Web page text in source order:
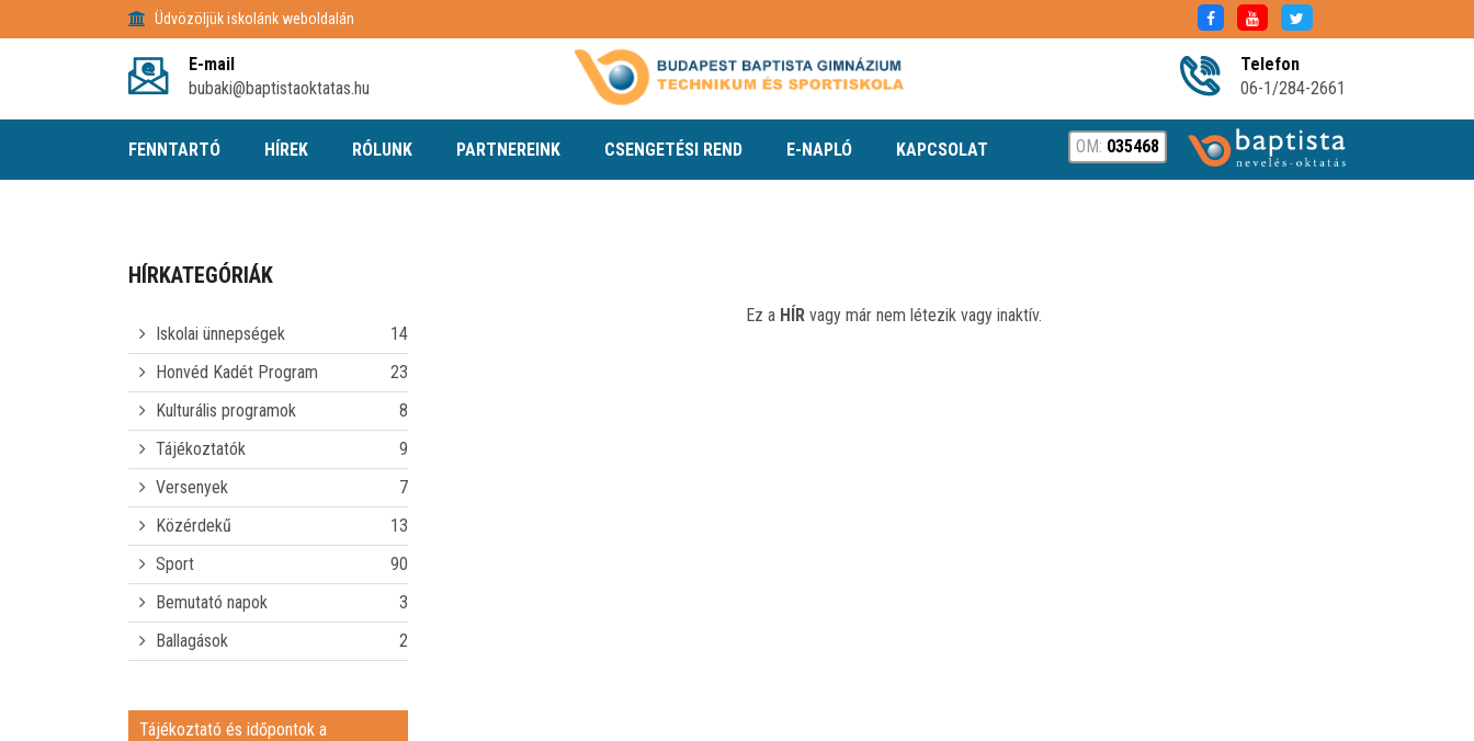
Üdvözöljük iskolánk weboldalán
E-mail
bubaki@baptistaoktatas.hu
Telefon
06-1/284-2661
FENNTARTÓ HÍREK RÓLUNK PARTNEREINK CSENGETÉSI REND E-NAPLÓ KAPCSOLAT OM: 035468
HÍRKATEGÓRIÁK
Iskolai ünnepségek
14
Honvéd Kadét Program
23
Kulturális programok
8
Tájékoztatók
9
Versenyek
7
Közérdekű
13
Sport
90
Bemutató napok
3
Ballagások
2
Tájékoztató és időpontok a
Ez a HÍRvagy már nem létezik vagy inaktív.